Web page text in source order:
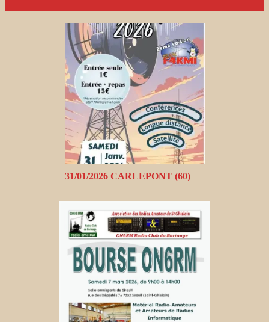
31/01/2026 CARLEPONT (60)